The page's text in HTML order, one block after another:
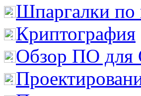
Шпаргалки по
Криптография
Обзор ПО